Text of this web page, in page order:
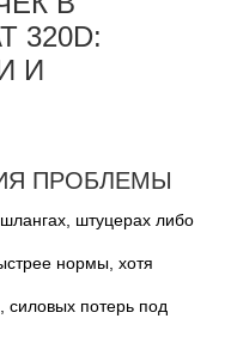
320D:
И
ПРОБЛЕМЫ
штуцерах либо
нормы, хотя
силовых потерь под